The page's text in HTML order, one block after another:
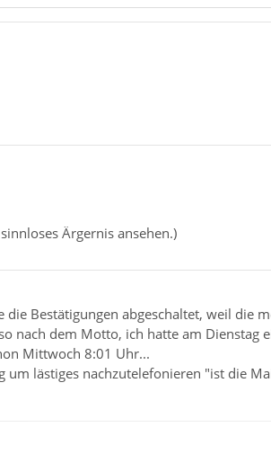
Ärgernis ansehen.)
Bestätigungen abgeschaltet, weil die
nach dem Motto, ich hatte am Dienstag
Mittwoch 8:01 Uhr...
lästiges nachzutelefonieren "ist die